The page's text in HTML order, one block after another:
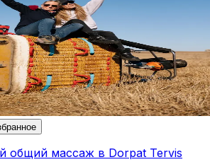
общий массаж в Dorpat Tervis